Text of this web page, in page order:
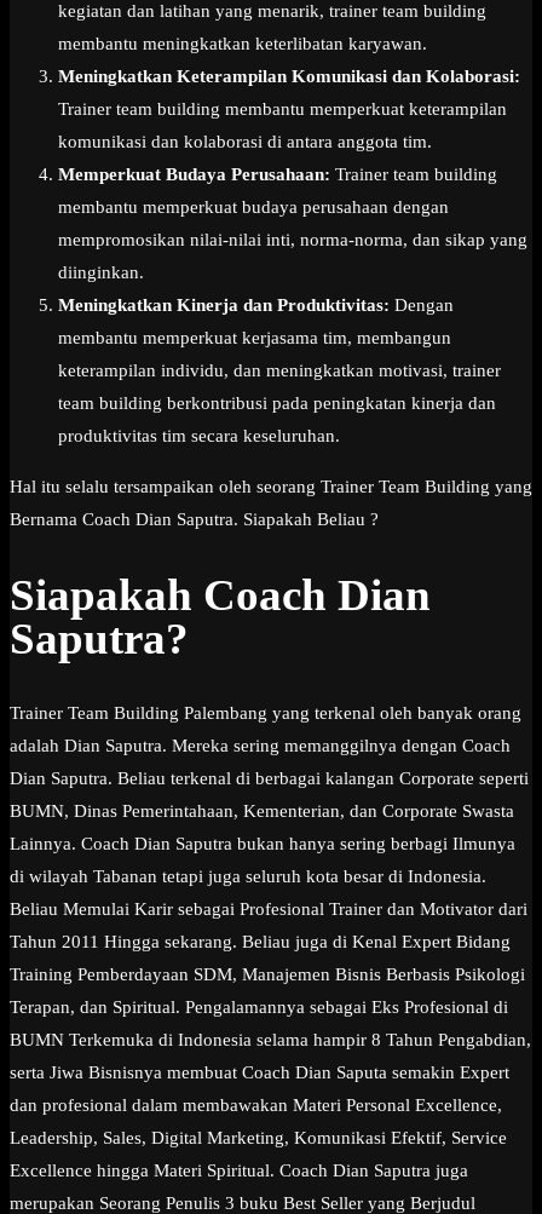
kegiatan dan latihan yang menarik, trainer team building
membantu meningkatkan keterlibatan karyawan.
Meningkatkan Keterampilan Komunikasi dan Kolaborasi:
Trainer team building membantu memperkuat keterampilan
komunikasi dan kolaborasi di antara anggota tim.
Memperkuat Budaya Perusahaan: Trainer team building
membantu memperkuat budaya perusahaan dengan
mempromosikan nilai-nilai inti, norma-norma, dan sikap yang
diinginkan.
Meningkatkan Kinerja dan Produktivitas: Dengan
membantu memperkuat kerjasama tim, membangun
keterampilan individu, dan meningkatkan motivasi, trainer
team building berkontribusi pada peningkatan kinerja dan
produktivitas tim secara keseluruhan.
Hal itu selalu tersampaikan oleh seorang Trainer Team Building yang
Bernama Coach Dian Saputra. Siapakah Beliau ?
Siapakah Coach Dian
Saputra?
Trainer Team Building Palembang yang terkenal oleh banyak orang
adalah Dian Saputra. Mereka sering memanggilnya dengan Coach
Dian Saputra. Beliau terkenal di berbagai kalangan Corporate seperti
BUMN, Dinas Pemerintahaan, Kementerian, dan Corporate Swasta
Lainnya. Coach Dian Saputra bukan hanya sering berbagi Ilmunya
di wilayah Tabanan tetapi juga seluruh kota besar di Indonesia.
Beliau Memulai Karir sebagai Profesional Trainer dan Motivator dari
Tahun 2011 Hingga sekarang. Beliau juga di Kenal Expert Bidang
Training Pemberdayaan SDM, Manajemen Bisnis Berbasis Psikologi
Terapan, dan Spiritual. Pengalamannya sebagai Eks Profesional di
BUMN Terkemuka di Indonesia selama hampir 8 Tahun Pengabdian,
serta Jiwa Bisnisnya membuat Coach Dian Saputa semakin Expert
dan profesional dalam membawakan Materi Personal Excellence,
Leadership, Sales, Digital Marketing, Komunikasi Efektif, Service
Excellence hingga Materi Spiritual. Coach Dian Saputra juga
merupakan Seorang Penulis 3 buku Best Seller yang Berjudul